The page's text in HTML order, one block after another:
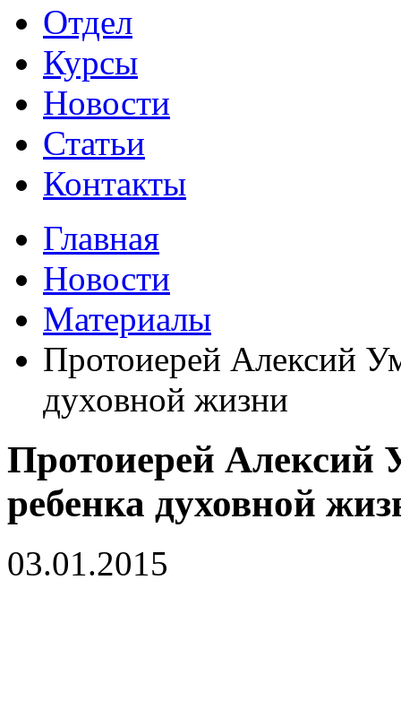
Отдел
Курсы
Новости
Статьи
Контакты
Главная
Новости
Материалы
Протоиерей Алексий
духовной жизни
Протоиерей Алексий
ребенка духовной
03.01.2015